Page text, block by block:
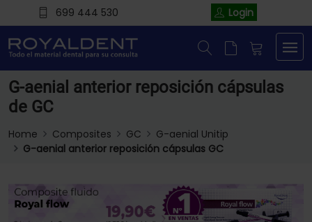
699 444 530 Login
G-aenial anterior reposición cápsulas
de GC
Home Composites GC
G-aenial Unitip
G-aenial anterior reposición cápsulas GC